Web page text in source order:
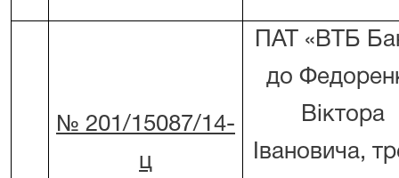
№ 201/15087/14-
ц
ПАТ «ВТБ
до
Віктора
Івановича,